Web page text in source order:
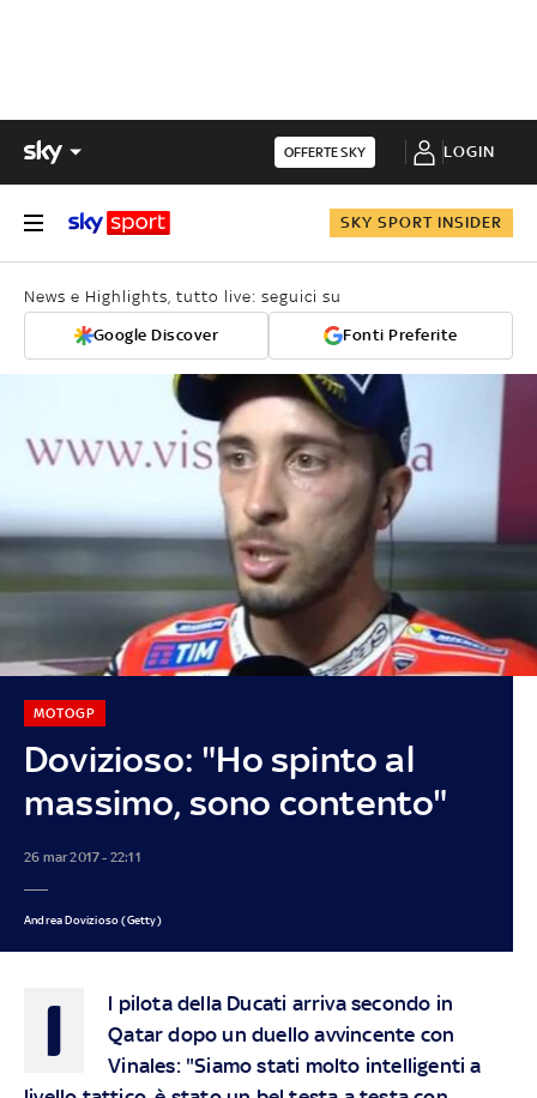
OFFERTE SKY LOGIN
SKY SPORT INSIDER
News e Highlights, tutto live: seguici su
Google Discover Fonti Preferite
Dovizioso: "Ho spinto al
massimo, sono contento"
MOTOGP
26 mar 2017 - 22:11
Andrea Dovizioso (Getty)
I
l pilota della Ducati arriva secondo in
Qatar dopo un duello avvincente con
Vinales: "Siamo stati molto intelligenti a